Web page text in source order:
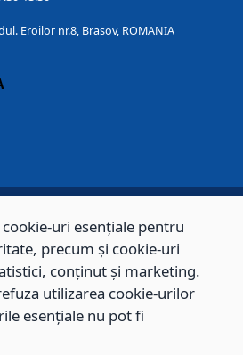
Eroilor nr.8, Brasov, ROMANIA
MUNICIPIULUI BRAȘOV, toate drepturile
Sitemap Contact
uri esențiale pentru
precum și cookie-uri
conținut și marketing.
utilizarea cookie-urilor
esențiale nu pot fi